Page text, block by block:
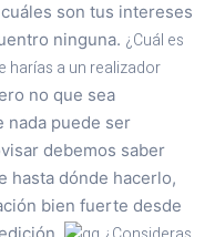
son tus intereses
ninguna. ¿Cuál es
harías a un realizador
no que sea
nada puede ser
debemos saber
hasta dónde hacerlo,
bien fuerte desde